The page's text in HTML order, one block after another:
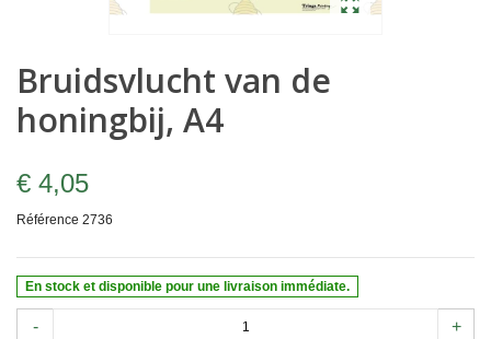
Bruidsvlucht van de
honingbij, A4
€ 4,05
Référence 2736
En stock et disponible pour une livraison immédiate.
- +